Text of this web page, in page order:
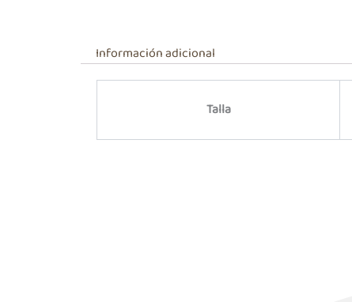
Información adicional
Talla